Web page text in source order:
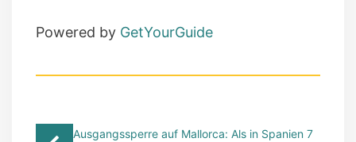
Powered by GetYourGuide
Ausgangssperre auf Mallorca: Als in Spanien 7